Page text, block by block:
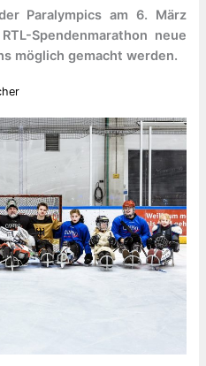
Paralympics am 6. März
Spendenmarathon neue
möglich gemacht werden.